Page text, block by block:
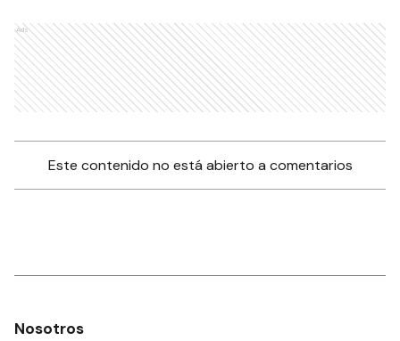
Ads
Este contenido no está abierto a comentarios
Nosotros